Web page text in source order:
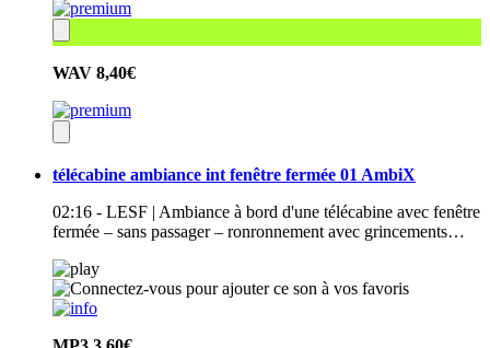
WAV 8,40€
télécabine ambiance int fenêtre fermée 01 AmbiX
02:16 - LESF | Ambiance à bord d'une télécabine avec fenêtre
fermée – sans passager – ronronnement avec grincements…